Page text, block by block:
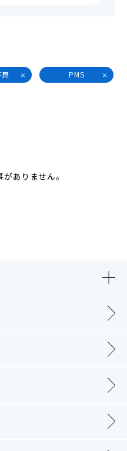
PMS
ありません。